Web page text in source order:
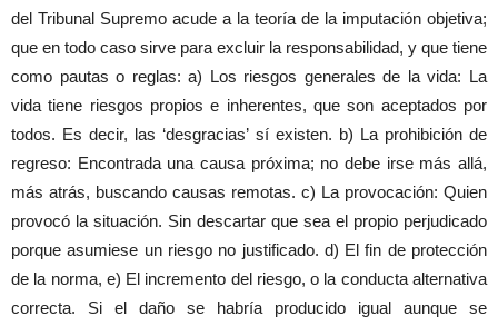
del Tribunal Supremo acude a la teoría de la imputación objetiva;
que en todo caso sirve para excluir la responsabilidad, y que tiene
como pautas o reglas: a) Los riesgos generales de la vida: La
vida tiene riesgos propios e inherentes, que son aceptados por
todos. Es decir, las ‘desgracias’ sí existen. b) La prohibición de
regreso: Encontrada una causa próxima; no debe irse más allá,
más atrás, buscando causas remotas. c) La provocación: Quien
provocó la situación. Sin descartar que sea el propio perjudicado
porque asumiese un riesgo no justificado. d) El fin de protección
de la norma, e) El incremento del riesgo, o la conducta alternativa
correcta. Si el daño se habría producido igual aunque se